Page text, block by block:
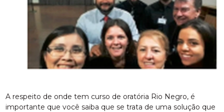
A respeito de onde tem curso de oratória Rio Negro, é
importante que você saiba que se trata de uma solução que